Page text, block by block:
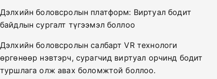
Дэлхийн боловсролын платформ: Виртуал бодит
байдлын сургалт түгээмэл боллоо
Дэлхийн боловсролын салбарт VR технологи
өргөнөөр нэвтэрч, сурагчид виртуал орчинд бодит
туршлага олж авах боломжтой боллоо.